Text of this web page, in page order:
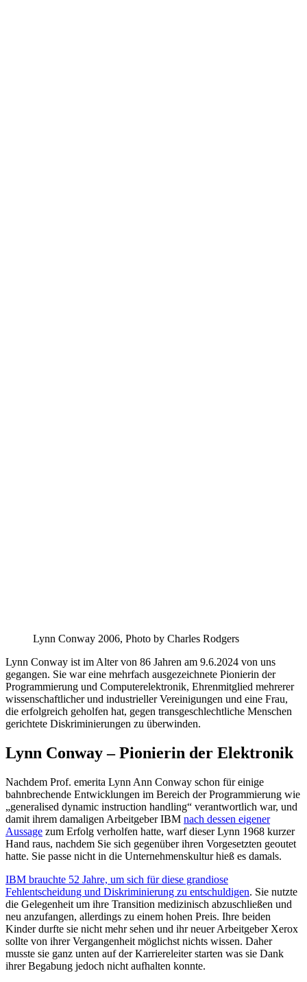
Lynn Conway 2006, Photo by Charles Rodgers
Lynn Conway ist im Alter von 86 Jahren am 9.6.2024 von uns
gegangen. Sie war eine mehrfach ausgezeichnete Pionierin der
Programmierung und Computerelektronik, Ehrenmitglied mehrerer
wissenschaftlicher und industrieller Vereinigungen und eine Frau,
die erfolgreich geholfen hat, gegen transgeschlechtliche Menschen
gerichtete Diskriminierungen zu überwinden.
Lynn Conway – Pionierin der Elektronik
Nachdem Prof. emerita Lynn Ann Conway schon für einige
bahnbrechende Entwicklungen im Bereich der Programmierung wie
„generalised dynamic instruction handling“ verantwortlich war, und
damit ihrem damaligen Arbeitgeber IBM nach dessen eigener
Aussage zum Erfolg verholfen hatte, warf dieser Lynn 1968 kurzer
Hand raus, nachdem Sie sich gegenüber ihren Vorgesetzten geoutet
hatte. Sie passe nicht in die Unternehmenskultur hieß es damals.
IBM brauchte 52 Jahre, um sich für diese grandiose
Fehlentscheidung und Diskriminierung zu entschuldigen. Sie nutzte
die Gelegenheit um ihre Transition medizinisch abzuschließen und
neu anzufangen, allerdings zu einem hohen Preis. Ihre beiden
Kinder durfte sie nicht mehr sehen und ihr neuer Arbeitgeber Xerox
sollte von ihrer Vergangenheit möglichst nichts wissen. Daher
musste sie ganz unten auf der Karriereleiter starten was sie Dank
ihrer Begabung jedoch nicht aufhalten konnte.